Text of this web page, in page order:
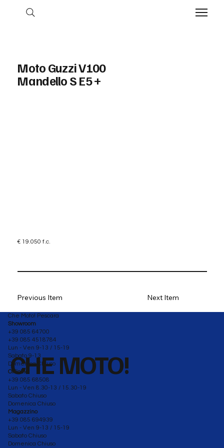
Moto Guzzi V100
Mandello S E5 +
€ 19.050 f.c.
Previous Item Next Item
CHE MOTO!
Che Moto! Pescara
Showroom
+39 085 64700
+39 085 4518784
Lun - Ven 9-13 / 15-19
Sabato 9-13
Domenica Chiuso
Officina
+39 085 68508
Lun - Ven 8.30-13 / 15.30-19
Sabato Chiuso
Domenica Chiuso
Magazzino
+39 085 694939
Lun - Ven 9-13 / 15-19
Sabato Chiuso
Domenica Chiuso